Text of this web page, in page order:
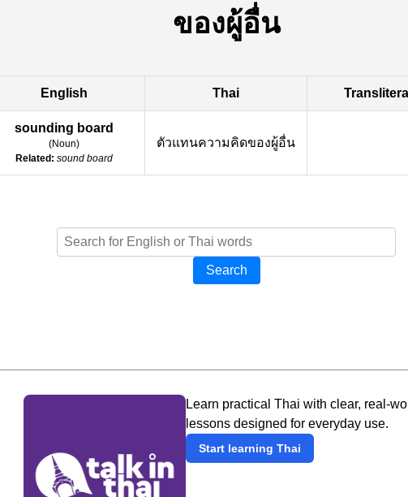
ของผู้อื่น
English Thai
sounding board
(Noun)
Related: sound board
ตัวแทนความคิดของผู้อื่น
Search
Learn practical Thai with clear, real-
lessons designed for everyday use.
Start learning Thai